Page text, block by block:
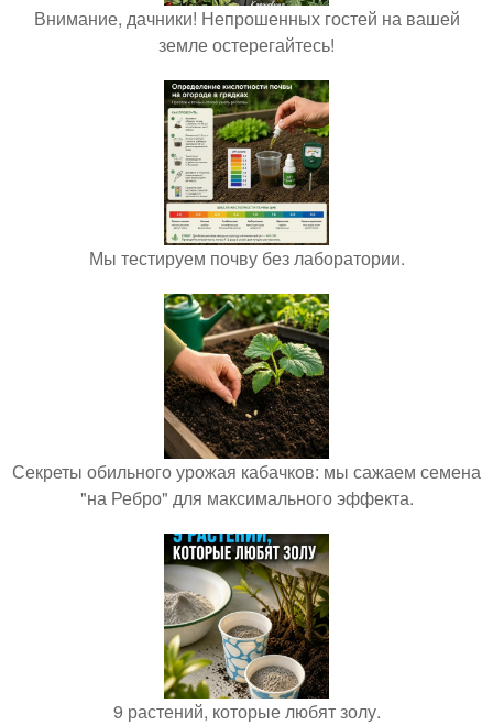
Внимание, дачники! Непрошенных гостей на вашей
земле остерегайтесь!
Мы тестируем почву без лаборатории.
Секреты обильного урожая кабачков: мы сажаем семена
"на Ребро" для максимального эффекта.
9 растений, которые любят золу.